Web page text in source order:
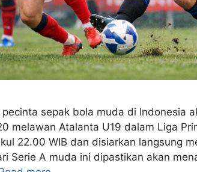
sepak bola muda di Indonesia
melawan Atalanta U19 dalam Liga
22.00 WIB dan disiarkan langsung
Serie A muda ini dipastikan akan